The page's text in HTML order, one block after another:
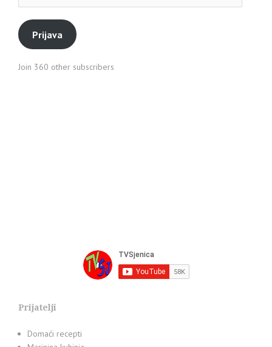
pošte
Prijava
Join 360 other subscribers
Prijatelji
Domaći recepti